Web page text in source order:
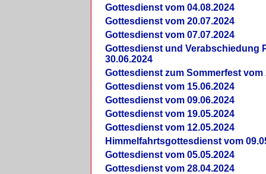
Gottesdienst vom 04.08.2024
Gottesdienst vom 20.07.2024
Gottesdienst vom 07.07.2024
Gottesdienst und Verabschiedung
30.06.2024
Gottesdienst zum Sommerfest vom
Gottesdienst vom 15.06.2024
Gottesdienst vom 09.06.2024
Gottesdienst vom 19.05.2024
Gottesdienst vom 12.05.2024
Himmelfahrtsgottesdienst vom
Gottesdienst vom 05.05.2024
Gottesdienst vom 28.04.2024